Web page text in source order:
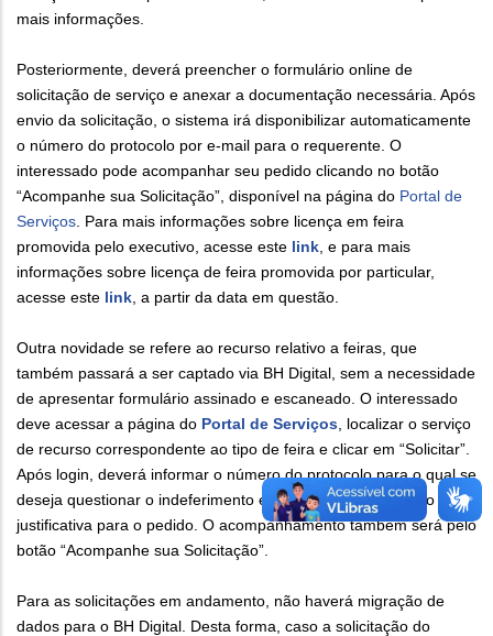
mais informações.
Posteriormente, deverá preencher o formulário online de
solicitação de serviço e anexar a documentação necessária. Após
envio da solicitação, o sistema irá disponibilizar automaticamente
o número do protocolo por e-mail para o requerente. O
interessado pode acompanhar seu pedido clicando no botão
“Acompanhe sua Solicitação”, disponível na página do Portal de
Serviços . Para mais informações sobre licença em feira
promovida pelo executivo, acesse este link , e para mais
informações sobre licença de feira promovida por particular,
acesse este link , a partir da data em questão.
Outra novidade se refere ao recurso relativo a feiras, que
também passará a ser captado via BH Digital, sem a necessidade
de apresentar formulário assinado e escaneado. O interessado
deve acessar a página do Portal de Serviços , localizar o serviço
de recurso correspondente ao tipo de feira e clicar em “Solicitar”.
Após login, deverá informar o número do protocolo para o qual se
deseja questionar o indeferimento e descrever o argumento ou
justificativa para o pedido. O acompanhamento também será pelo
botão “Acompanhe sua Solicitação”.
Para as solicitações em andamento, não haverá migração de
dados para o BH Digital. Desta forma, caso a solicitação do